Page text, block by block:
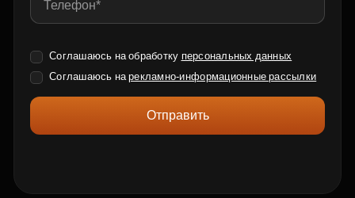
Соглашаюсь на обработку персональных данных
Соглашаюсь нарекламно-информационные рассылки
Отправить